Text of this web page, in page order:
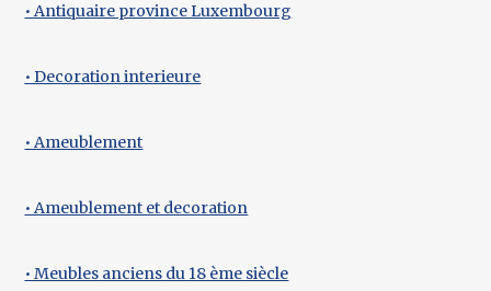
• Antiquaire province Luxembourg
• Decoration interieure
• Ameublement
• Ameublement et decoration
• Meubles anciens du 18 ème siècle